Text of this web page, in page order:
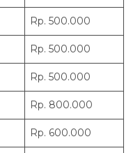
Rp. 500.000
Rp. 500.000
Rp. 500.000
Rp. 800.000
Rp. 600.000